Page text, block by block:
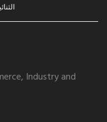
Industry and